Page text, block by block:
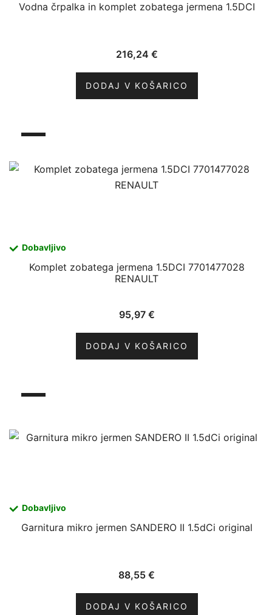
Vodna črpalka in komplet zobatega jermena 1.5DCI
216,24 €
DODAJ V KOŠARICO
Dobavljivo
Komplet zobatega jermena 1.5DCI 7701477028
RENAULT
95,97 €
DODAJ V KOŠARICO
Dobavljivo
Garnitura mikro jermen SANDERO II 1.5dCi original
88,55 €
DODAJ V KOŠARICO